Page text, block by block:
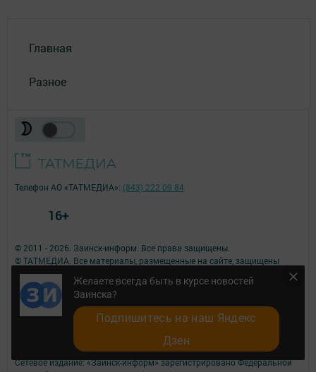
Главная
Разное
Желаете всегда быть в курсе новостей
Заинска?
Подпишитесь на наш Яндекс
Дзен
© 2011 - 2026. Заинск-информ. Все права защищены.
© ТАТМЕДИА. Все материалы, размещенные на сайте, защищены
законом.
Перепечатка, воспроизведение и распространение в любом объеме
информации,
размещенной на сайте, возможна только с письменного согласия
При поддержке Республиканского агентства по печати и массовым
коммуникациям.
Сетевое издание: «Заинск-информ» зарегистрировано Федеральной
Телефон АО «ТАТМЕДИА»: (843) 222 09 84
16+